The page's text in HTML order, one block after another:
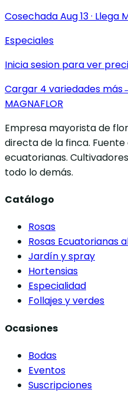
CosechadaAug 13· Llega
Especiales
Inicia sesion para ver
Cargar 4 variedades más
MAGNAFLOR
Empresa mayorista de
directa de la finca.
ecuatorianas.
todo lo demás.
Catálogo
Rosas
Rosas Ecuatorianas
Jardín y spray
Hortensias
Especialidad
Follajes y verdes
Ocasiones
Bodas
Eventos
Suscripciones